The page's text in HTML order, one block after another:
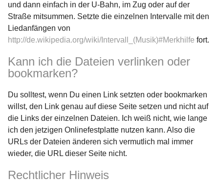
und dann einfach in der U-Bahn, im Zug oder auf der
Straße mitsummen. Setzte die einzelnen Intervalle mit den
Liedanfängen von
http://de.wikipedia.org/wiki/Intervall_(Musik)#Merkhilfe fort.
Kann ich die Dateien verlinken oder
bookmarken?
Du solltest, wenn Du einen Link setzten oder bookmarken
willst, den Link genau auf diese Seite setzen und nicht auf
die Links der einzelnen Dateien. Ich weiß nicht, wie lange
ich den jetzigen Onlinefestplatte nutzen kann. Also die
URLs der Dateien änderen sich vermutlich mal immer
wieder, die URL dieser Seite nicht.
Rechtlicher Hinweis